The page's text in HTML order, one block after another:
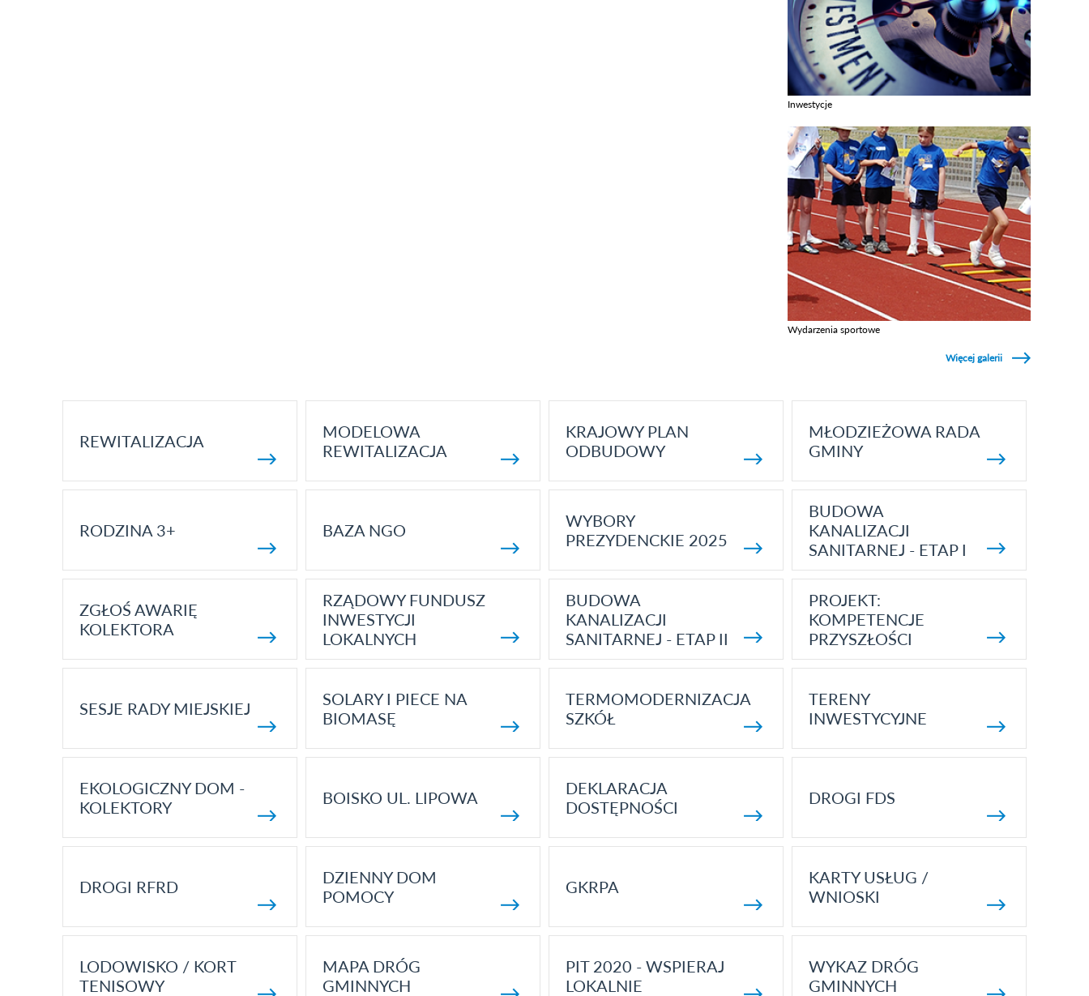
Inwestycje
Wydarzenia sportowe
Więcej galerii
REWITALIZACJA
MODELOWA
REWITALIZACJA
KRAJOWY PLAN
ODBUDOWY
MŁODZIEŻOWA RADA
GMINY
RODZINA 3+ BAZA NGO
WYBORY
PREZYDENCKIE 2025
BUDOWA
KANALIZACJI
SANITARNEJ - ETAP I
ZGŁOŚ AWARIĘ
KOLEKTORA
RZĄDOWY FUNDUSZ
INWESTYCJI
LOKALNYCH
BUDOWA
KANALIZACJI
SANITARNEJ - ETAP II
PROJEKT:
KOMPETENCJE
PRZYSZŁOŚCI
SESJE RADY MIEJSKIEJ
SOLARY I PIECE NA
BIOMASĘ
TERMOMODERNIZACJA
SZKÓŁ
TERENY
INWESTYCYJNE
EKOLOGICZNY DOM -
KOLEKTORY
BOISKO UL. LIPOWA
DEKLARACJA
DOSTĘPNOŚCI
DROGI FDS
DROGI RFRD
DZIENNY DOM
POMOCY
GKRPA
KARTY USŁUG /
WNIOSKI
LODOWISKO / KORT
TENISOWY
MAPA DRÓG
GMINNYCH
PIT 2020 - WSPIERAJ
LOKALNIE
WYKAZ DRÓG
GMINNYCH